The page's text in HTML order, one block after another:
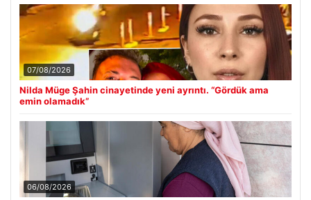
07/08/2026
Nilda Müge Şahin cinayetinde yeni ayrıntı. “Gördük ama
emin olamadık”
06/08/2026